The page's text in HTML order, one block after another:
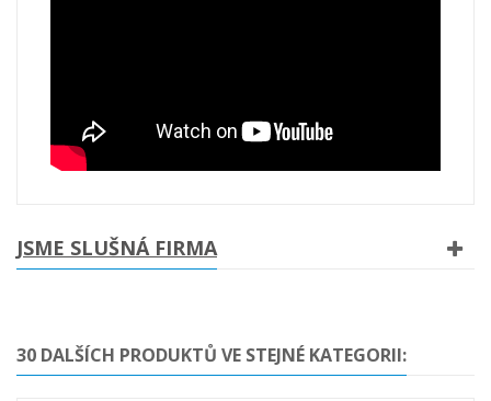
JSME SLUŠNÁ FIRMA
30 DALŠÍCH PRODUKTŮ VE STEJNÉ KATEGORII: